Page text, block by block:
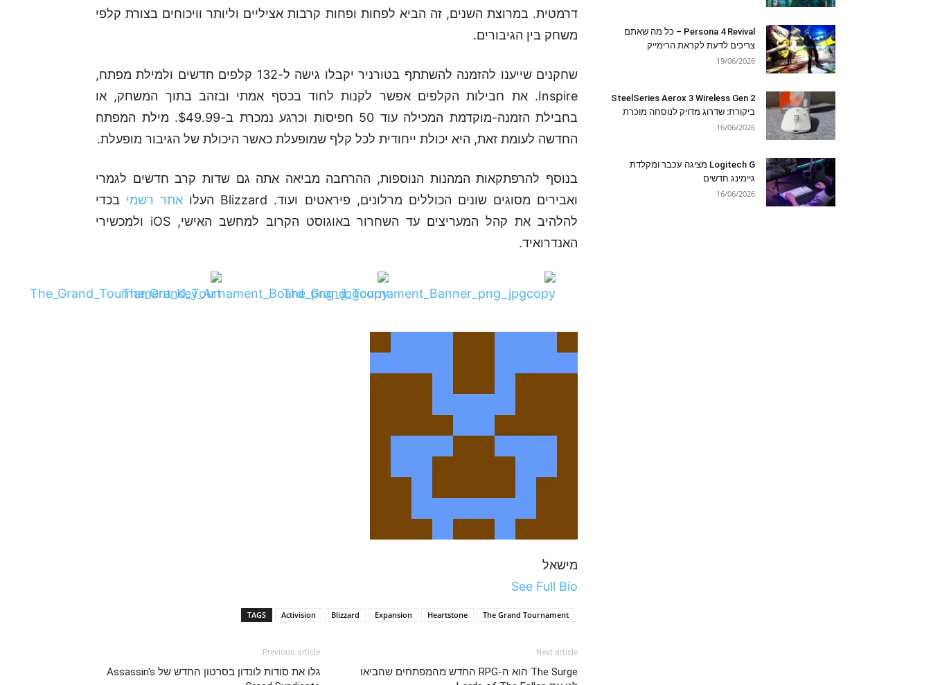
דרמטית. במרוצת השנים, זה הביא לפחות ופחות קרבות אציליים וליותר וויכוחים בצורת קלפי
משחק בין הגיבורים.
שחקנים שייענו להזמנה להשתתף בטורניר יקבלו גישה ל-132 קלפים חדשים ולמילת מפתח,
Inspire. את חבילות הקלפים אפשר לקנות לחוד בכסף אמתי ובזהב בתוך המשחק, או
בחבילת הזמנה-מוקדמת המכילה עוד 50 חפיסות וכרגע נמכרת ב-$49.99. מילת המפתח
החדשה לעומת זאת, היא יכולת ייחודית לכל קלף שמופעלת כאשר היכולת של הגיבור מופעלת.
בנוסף להרפתקאות המהנות הנוספות, ההרחבה מביאה אתה גם שדות קרב חדשים לגמרי
ואבירים מסוגים שונים הכוללים מרלונים, פיראטים ועוד. Blizzard העלו
אתר רשמי בכדי
להלהיב את קהל המעריצים עד השחרור באוגוסט הקרוב למחשב האישי, iOS ולמכשירי
האנדרואיד.
מישאל
See Full Bio
TAGS Activision Blizzard Expansion Heartstone The Grand Tournament
Previous article
גלו את סודות לונדון בסרטון החדש של Assassin's
Next article
The Surge הוא ה-RPG החדש מהמפתחים שהביאו
Persona 4 Revival – כל מה שאתם
צריכים לדעת לקראת הרימייק
19/06/2026
SteelSeries Aerox 3 Wireless Gen 2
ביקורת: שדרוג מדויק לנוסחה מוכרת
16/06/2026
Logitech G מציגה עכבר ומקלדת
גיימינג חדשים
16/06/2026